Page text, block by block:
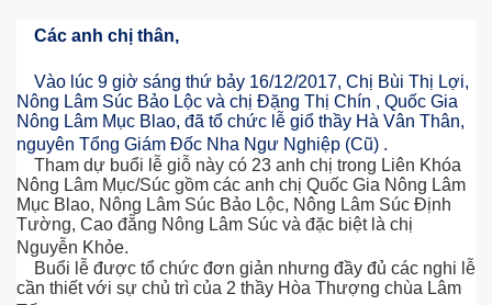
Các anh chị thân,
Vào lúc 9 giờ sáng thứ bảy 16/12/2017, Chị Bùi Thị Lợi,
Nông Lâm Súc Bảo Lộc và chị Đặng Thị Chín , Quốc Gia
Nông Lâm Mục Blao, đã tổ chức lễ giổ thầy Hà Vân Thân,
nguyên Tổng Giám Đốc Nha Ngư Nghiệp (Cũ) .
Tham dự buổi lễ giỗ này có 23 anh chị trong Liên Khóa
Nông Lâm Mục/Súc gồm các anh chị Quốc Gia Nông Lâm
Mục Blao, Nông Lâm Súc Bảo Lộc, Nông Lâm Súc Định
Tường, Cao đẵng Nông Lâm Súc và đặc biệt là chị
Nguyễn Khỏe.
Buổi lễ được tổ chức đơn giản nhưng đầy đủ các nghi lễ
cần thiết với sự chủ trì của 2 thầy Hòa Thượng chùa Lâm
Giang